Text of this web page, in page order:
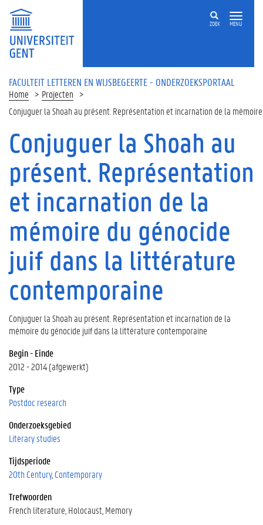
Overslaan en naar de inhoud gaan
ZOEK MENU
FACULTEIT LETTEREN EN WIJSBEGEERTE - ONDERZOEKSPORTAAL
Home
Projecten
Conjuguer la Shoah au présent. Représentation et incarnation de la
Conjuguer la Shoah au
présent. Représentation
et incarnation de la
mémoire du génocide
juif dans la littérature
contemporaine
Conjuguer la Shoah au présent. Représentation et incarnation de la
mémoire du génocide juif dans la littérature contemporaine
Begin - Einde
2012 - 2014 (afgewerkt)
Type
Postdoc research
Onderzoeksgebied
Literary studies
Tijdsperiode
20th Century Contemporary
Trefwoorden
French literature Holocaust Memory